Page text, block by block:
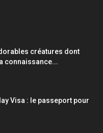
créatures dont
connaissance...
Visa : le passeport pour